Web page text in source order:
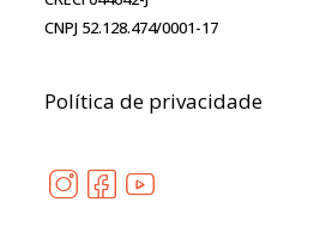
CNPJ 52.128.474/0001-17
Política de privacidade